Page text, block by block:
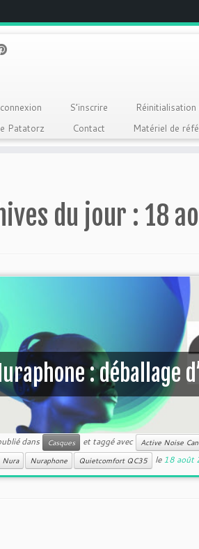
S’inscrire
Patatorz
Contact Matériel de
du jour : 18
: déballage
dans Casques et taggé avec Active Noise
Nura Nuraphone Quietcomfort QC35 le18 août